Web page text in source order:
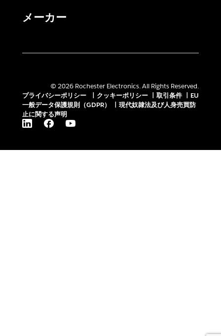
メーカー
© 2026 Rochester Electronics. All Rights Reserved.
プライバシーポリシー
クッキーポリシー 取引条件
EU
一般データ保護規則（GDPR）
現代奴隷法及び人身売買防
止に関する声明